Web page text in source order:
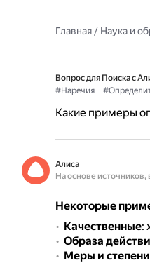
Главная/ Наука и
Вопрос для Поиска с
#Наречия
Какие примеры
Алиса
На основе
Некоторые
Качественные:
Образа
Меры и степени